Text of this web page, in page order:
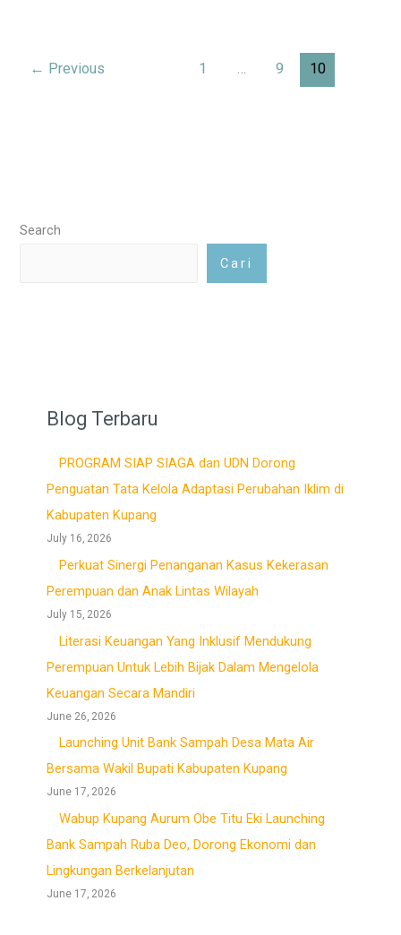
← Previous 1 … 9 10
Search
Cari
Blog Terbaru
PROGRAM SIAP SIAGA dan UDN Dorong
Penguatan Tata Kelola Adaptasi Perubahan Iklim di
Kabupaten Kupang
July 16, 2026
Perkuat Sinergi Penanganan Kasus Kekerasan
Perempuan dan Anak Lintas Wilayah
July 15, 2026
Literasi Keuangan Yang Inklusif Mendukung
Perempuan Untuk Lebih Bijak Dalam Mengelola
Keuangan Secara Mandiri
June 26, 2026
Launching Unit Bank Sampah Desa Mata Air
Bersama Wakil Bupati Kabupaten Kupang
June 17, 2026
Wabup Kupang Aurum Obe Titu Eki Launching
Bank Sampah Ruba Deo, Dorong Ekonomi dan
Lingkungan Berkelanjutan
June 17, 2026